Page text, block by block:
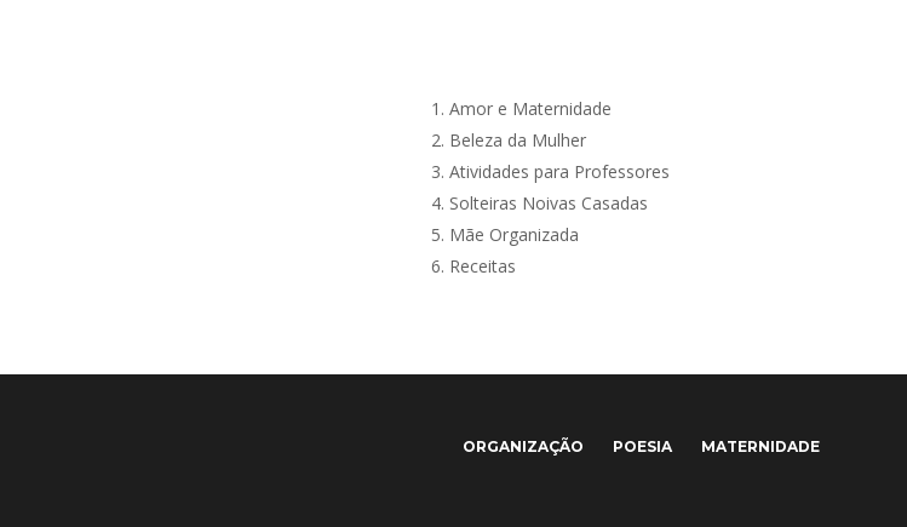
1.Amor e Maternidade
2. Beleza da Mulher
3.Atividades para Professores
4. Solteiras Noivas Casadas
5. Mãe Organizada
6. Receitas
ORGANIZAÇÃO POESIA MATERNIDADE